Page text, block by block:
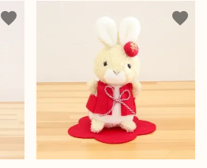
favorite favorite